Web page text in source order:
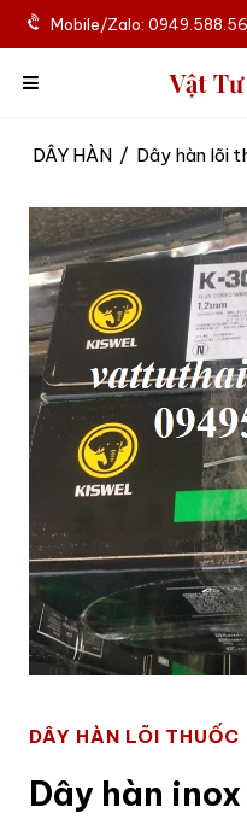
Mobile/Zalo:
Vật
DÂY HÀN / Dây hàn lõi
DÂY HÀN LÕI THUỐC
Dây hàn